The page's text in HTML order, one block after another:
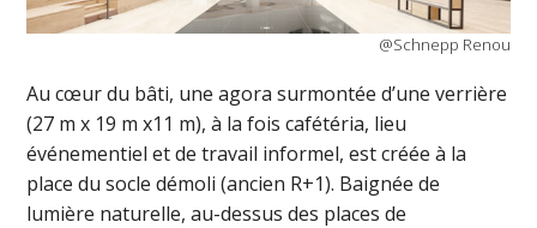
@Schnepp Renou
Au cœur du bâti, une agora surmontée d’une verrière
(27 m x 19 m x11 m), à la fois cafétéria, lieu
événementiel et de travail informel, est créée à la
place du socle démoli (ancien R+1). Baignée de
lumière naturelle, au-dessus des places de